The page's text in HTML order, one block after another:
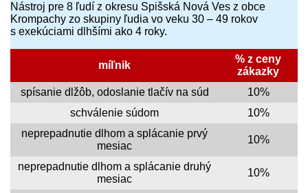
Nástroj pre 8 ľudí z okresu Spišská Nová Ves z obce
Krompachy zo skupiny ľudia vo veku 30 – 49 rokov
s exekúciami dlhšími ako 4 roky.
míľnik
% z ceny
zákazky
spísanie dlžôb, odoslanie tlačív na súd
10%
schválenie súdom
10%
neprepadnutie dlhom a splácanie prvý
mesiac
10%
neprepadnutie dlhom a splácanie druhý
mesiac
10%